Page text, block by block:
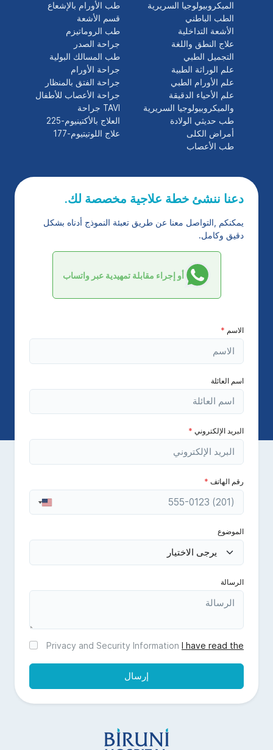
الميكروبيولوجيا السريرية
الطب الباطني
الأشعة التداخلية
علاج النطق واللغة
التجميل الطبي
علم الوراثة الطبية
علم الأورام الطبي
علم الأحياء الدقيقة
والميكروبيولوجيا السريرية
طب حديثي الولادة
أمراض الكلى
طب الأعصاب
طب الأورام بالإشعاع
قسم الأشعة
طب الروماتيزم
جراحة الصدر
طب المسالك البولية
جراحة الأورام
جراحة الفتق بالمنظار
جراحة الأعصاب للأطفال
TAVI جراحة
العلاج بالأكتينيوم-225
علاج اللوتيتيوم-177
دعنا ننشئ خطة علاجية مخصصة لك.
يمكنكم ,التواصل معنا عن طريق تعبئة النموذج أدناه بشكل
دقيق وكامل.
أو إجراء مقابلة تمهيدية عبر واتساب
الاسم *
اسم العائلة
البريد الإلكتروني *
رقم الهاتف *
United
States
United
States
الموضوع
الرسالة
I have read the
إرسال